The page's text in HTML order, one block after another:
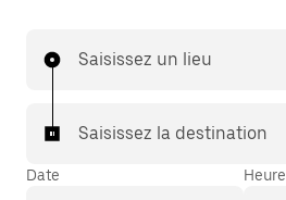
Saisissez un lieu
Saisissez la destination
Date Heure